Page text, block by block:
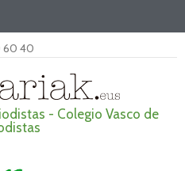
60 40
- Colegio Vasco de